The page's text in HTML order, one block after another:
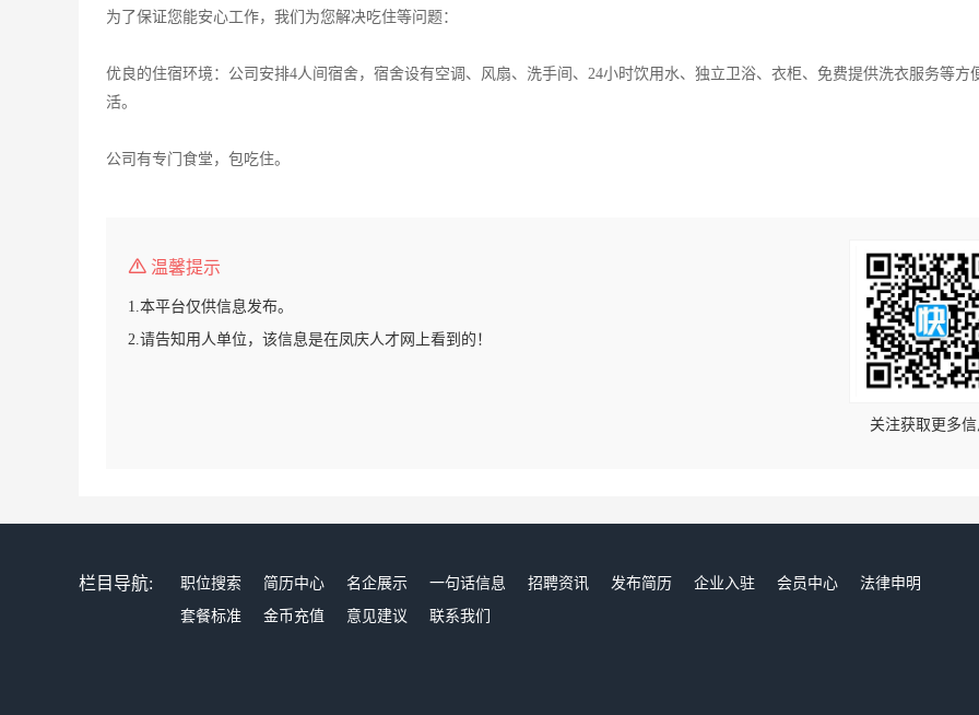
为了保证您能安心工作，我们为您解决吃住等问题：
优良的住宿环境：公司安排4人间宿舍，宿舍设有空调、风扇、洗手间、24小时饮用水、独立卫浴、衣柜、免费提供洗衣服务等方
活。
公司有专门食堂，包吃住。
温馨提示
1.本平台仅供信息发布。
2.请告知用人单位，该信息是在凤庆人才网上看到的！
关注获取更多
栏目导航: 职位搜索 简历中心 名企展示 一句话信息 招聘资讯 发布简历 企业入驻 会员中心
法律申明
套餐标准
金币充值 意见建议 联系我们